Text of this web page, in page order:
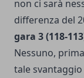
non ci sarà
differenza del
gara 3 (118-
Nessuno,
tale